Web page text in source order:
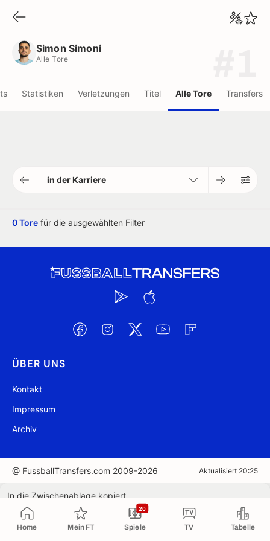
Home Mein FT Spiele
20
TV Tabelle
Simon Simoni
Alle Tore
Statistiken Verletzungen Titel Alle Tore Transfers
in der Karriere
0 Tore für die ausgewählten Filter
ÜBER UNS
Kontakt
Impressum
Archiv
@ FussballTransfers.com 2009-2026 Aktualisiert 20:25
In die Zwischenablage kopiert